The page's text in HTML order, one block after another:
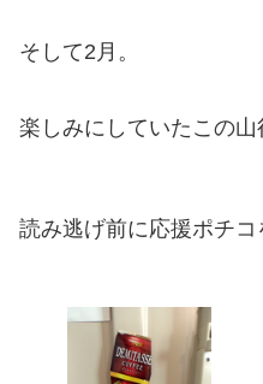
そして2月。
楽しみにしていたこの山
読み逃げ前に応援ポチ